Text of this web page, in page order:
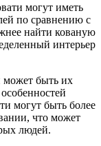
могут иметь
по сравнению с
найти кованую
интерьер
может быть их
могут быть более
что может
людей.